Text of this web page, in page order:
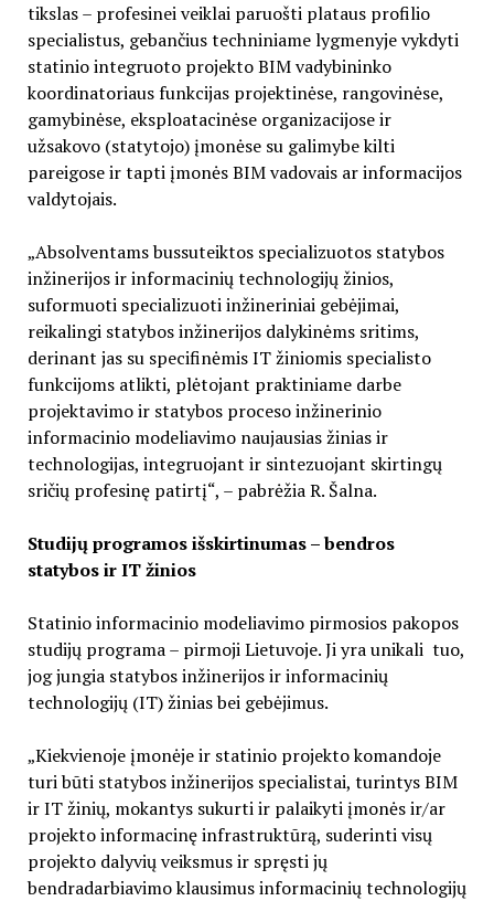
tikslas – profesinei veiklai paruošti plataus profilio
specialistus, gebančius techniniame lygmenyje vykdyti
statinio integruoto projekto BIM vadybininko
koordinatoriaus funkcijas projektinėse, rangovinėse,
gamybinėse, eksploatacinėse organizacijose ir
užsakovo (statytojo) įmonėse su galimybe kilti
pareigose ir tapti įmonės BIM vadovais ar informacijos
valdytojais.
„Absolventams bussuteiktos specializuotos statybos
inžinerijos ir informacinių technologijų žinios,
suformuoti specializuoti inžineriniai gebėjimai,
reikalingi statybos inžinerijos dalykinėms sritims,
derinant jas su specifinėmis IT žiniomis specialisto
funkcijoms atlikti, plėtojant praktiniame darbe
projektavimo ir statybos proceso inžinerinio
informacinio modeliavimo naujausias žinias ir
technologijas, integruojant ir sintezuojant skirtingų
sričių profesinę patirtį“, – pabrėžia R. Šalna.
Studijų programos išskirtinumas – bendros
statybos ir IT žinios
Statinio informacinio modeliavimo pirmosios pakopos
studijų programa – pirmoji Lietuvoje. Ji yra unikali tuo,
jog jungia statybos inžinerijos ir informacinių
technologijų (IT) žinias bei gebėjimus.
„Kiekvienoje įmonėje ir statinio projekto komandoje
turi būti statybos inžinerijos specialistai, turintys BIM
ir IT žinių, mokantys sukurti ir palaikyti įmonės ir/ar
projekto informacinę infrastruktūrą, suderinti visų
projekto dalyvių veiksmus ir spręsti jų
bendradarbiavimo klausimus informacinių technologijų